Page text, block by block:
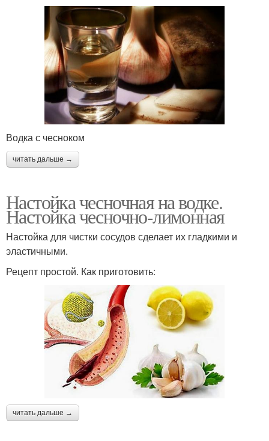
Водка с чесноком
читать дальше →
Настойка чесночная на водке.
Настойка чесночно-лимонная
Настойка для чистки сосудов сделает их гладкими и
эластичными.
Рецепт простой. Как приготовить:
читать дальше →